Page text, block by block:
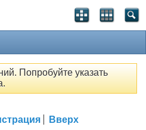
Попробуйте указать
Вверх